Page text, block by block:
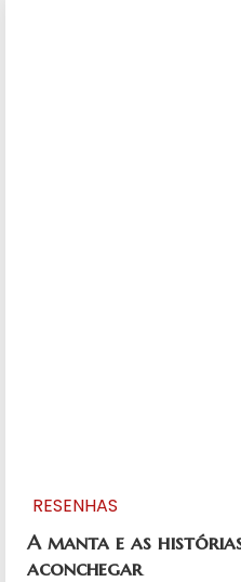
RESENHAS
A manta e as
aconchegar